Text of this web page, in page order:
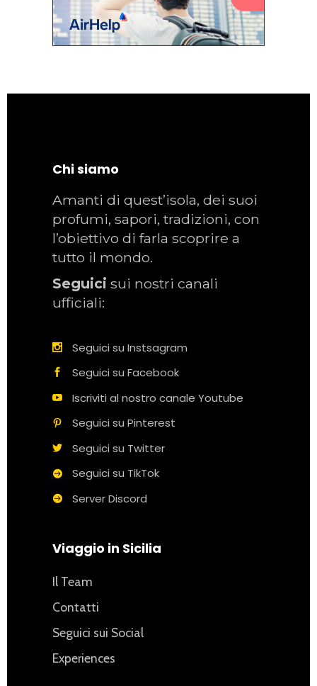
Chi siamo
Amanti di quest’isola, dei suoi
profumi, sapori, tradizioni, con
l’obiettivo di farla scoprire a
tutto il mondo.
Seguici sui nostri canali
ufficiali:
Seguici su Instsagram
Seguici su Facebook
Iscriviti al nostro canale Youtube
Seguici su Pinterest
Seguici su Twitter
Seguici su TikTok
Server Discord
Viaggio in Sicilia
Il Team
Contatti
Seguici sui Social
Experiences